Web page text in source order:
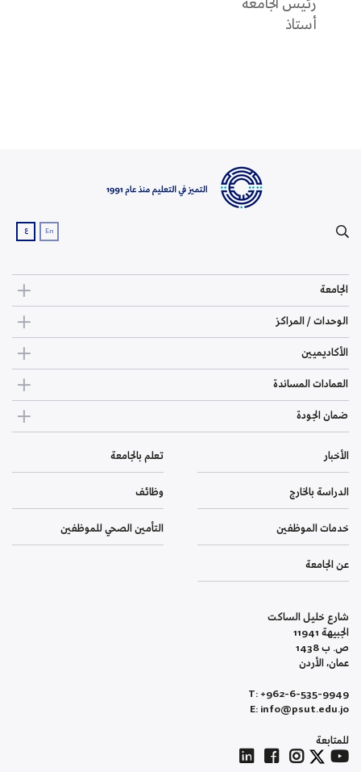
رئيس الجامعة
أستاذ
En ع
الجامعة
الوحدات / المراكز
الأكاديميين
العمادات المساندة
ضمان الجودة
الأخبار تعلم بالجامعة
الدراسة بالخارج وظائف
خدمات الموظفين التأمين الصحي للموظفين
عن الجامعة
شارع خليل الساكت
الجبيهة 11941
ص. ب 1438
عمان، الأردن
T: +962-6-535-9949
E: info@psut.edu.jo
للمتابعة